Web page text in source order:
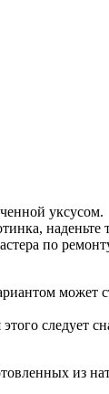
уксусом.
наденьте
по
может
следует
из